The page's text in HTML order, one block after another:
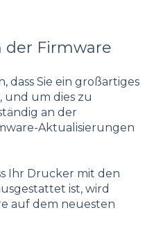
der Firmware
dass Sie ein großartiges
und um dies zu
an der
Aktualisierungen
Ihr Drucker mit den
ist, wird
auf dem neuesten